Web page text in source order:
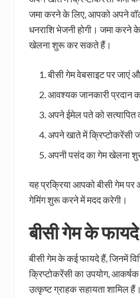
जमा करने के लिए, आपको अपने
धनराशि भेजनी होगी। जमा
खेलना शुरू कर सकते हैं।
बीसी गेम वेबसाइट पर जाएं
आवश्यक जानकारी प्रदान
अपने ईमेल पते को सत्यापित
अपने खाते में क्रिप्टोकरेंसी
अपनी पसंद का गेम खेलना
यह प्रक्रिया आपको बीसी गेम
गेमिंग शुरू करने में मदद करेगी।
बीसी गेम के
बीसी गेम के कई फायदे हैं, जिनमें
क्रिप्टोकरेंसी का उपयोग,
उत्कृष्ट ग्राहक सहायता शामिल